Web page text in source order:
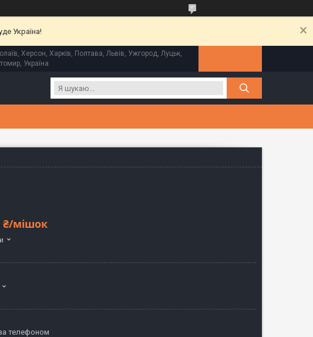
Україна!
Херсон, Харків, Полтава, Львів, Ужгород, Луцьк,
Україна
₴/мішок
телефоном